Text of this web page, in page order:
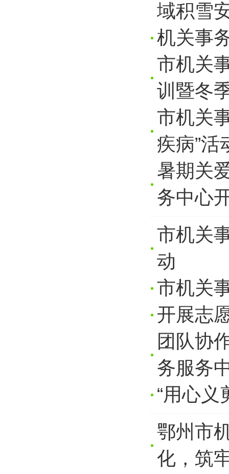
域积雪
机关事
市机关
训暨冬
市机关
疾病”活
暑期关
务中心
市机关
动
市机关
开展志
团队协
务服务
“用心义
鄂州市
化，筑